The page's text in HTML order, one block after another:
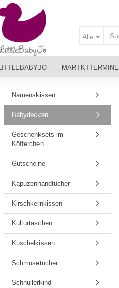
Alle
MARTKTTERMINE
Namenskissen
Babydecken
Geschenksets im
Köfferchen
Gutscheine
Kapuzenhandtücher
Kirschkernkissen
Kulturtaschen
Kuschelkissen
Schmusetücher
Schnullerkind